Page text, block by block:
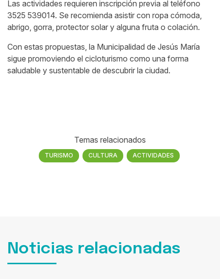
Las actividades requieren inscripción previa al teléfono
3525 539014. Se recomienda asistir con ropa cómoda,
abrigo, gorra, protector solar y alguna fruta o colación.
Con estas propuestas, la Municipalidad de Jesús María
sigue promoviendo el cicloturismo como una forma
saludable y sustentable de descubrir la ciudad.
Temas relacionados
TURISMO CULTURA ACTIVIDADES
Noticias relacionadas